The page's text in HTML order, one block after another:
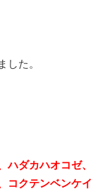
た。
ダカハオコゼ、
コクテンベンケイ